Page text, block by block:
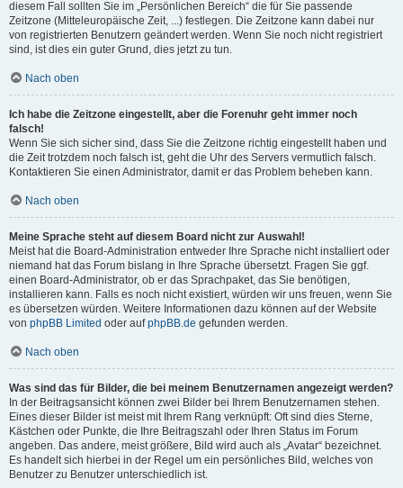
diesem Fall sollten Sie im „Persönlichen Bereich“ die für Sie passende
Zeitzone (Mitteleuropäische Zeit, ...) festlegen. Die Zeitzone kann dabei nur
von registrierten Benutzern geändert werden. Wenn Sie noch nicht registriert
sind, ist dies ein guter Grund, dies jetzt zu tun.
Nach oben
Ich habe die Zeitzone eingestellt, aber die Forenuhr geht immer noch
falsch!
Wenn Sie sich sicher sind, dass Sie die Zeitzone richtig eingestellt haben und
die Zeit trotzdem noch falsch ist, geht die Uhr des Servers vermutlich falsch.
Kontaktieren Sie einen Administrator, damit er das Problem beheben kann.
Nach oben
Meine Sprache steht auf diesem Board nicht zur Auswahl!
Meist hat die Board-Administration entweder Ihre Sprache nicht installiert oder
niemand hat das Forum bislang in Ihre Sprache übersetzt. Fragen Sie ggf.
einen Board-Administrator, ob er das Sprachpaket, das Sie benötigen,
installieren kann. Falls es noch nicht existiert, würden wir uns freuen, wenn Sie
es übersetzen würden. Weitere Informationen dazu können auf der Website
von phpBB Limited oder aufphpBB.de gefunden werden.
Nach oben
Was sind das für Bilder, die bei meinem Benutzernamen angezeigt werden?
In der Beitragsansicht können zwei Bilder bei Ihrem Benutzernamen stehen.
Eines dieser Bilder ist meist mit Ihrem Rang verknüpft: Oft sind dies Sterne,
Kästchen oder Punkte, die Ihre Beitragszahl oder Ihren Status im Forum
angeben. Das andere, meist größere, Bild wird auch als „Avatar“ bezeichnet.
Es handelt sich hierbei in der Regel um ein persönliches Bild, welches von
Benutzer zu Benutzer unterschiedlich ist.